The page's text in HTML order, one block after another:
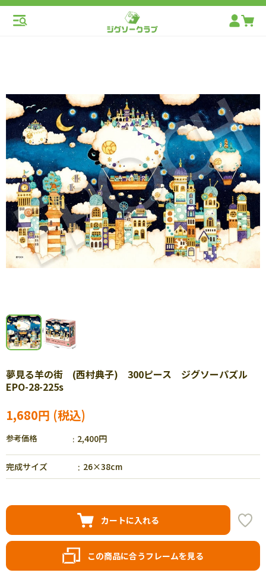
夢見る羊の街 (西村典子) 300ピース ジグソーパズル
EPO-28-225s
1,680円
参考価格 2,400円
完成サイズ 26×38cm
カートに入れる
この商品に合うフレームを見る